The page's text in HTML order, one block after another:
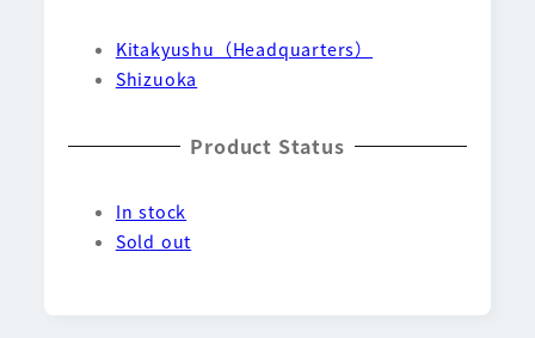
Kitakyushu（Headquarters）
Shizuoka
Product Status
In stock
Sold out